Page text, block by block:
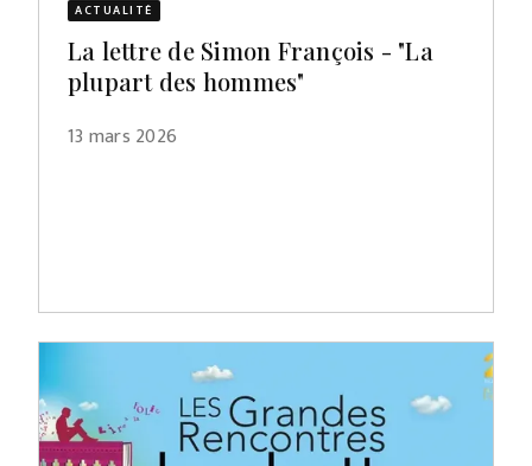
ACTUALITÉ
La lettre de Simon François - "La
plupart des hommes"
13 mars 2026